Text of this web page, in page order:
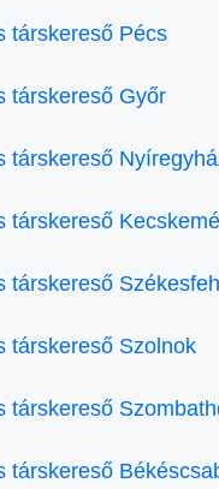
társkereső Pécs
társkereső Győr
társkereső
társkereső
társkereső
társkereső Szolnok
társkereső
társkereső